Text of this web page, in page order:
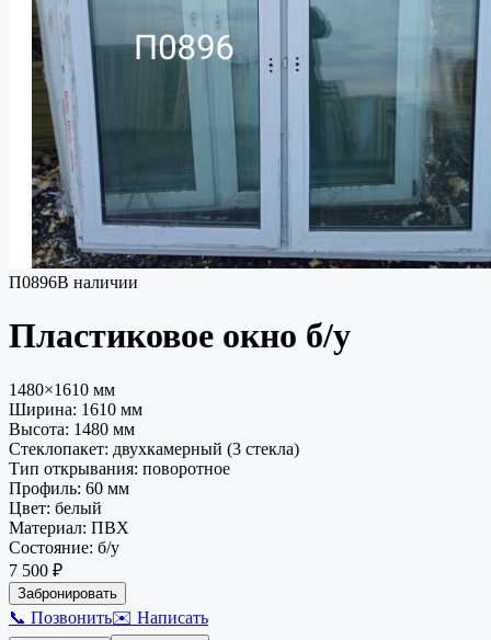
П0896В наличии
Пластиковое окно б/у
1480×1610 мм
Ширина: 1610 мм
Высота: 1480 мм
Стеклопакет: двухкамерный (3 стекла)
Тип открывания: поворотное
Профиль: 60 мм
Цвет: белый
Материал: ПВХ
Состояние: б/у
7 500 ₽
Забронировать
📞 Позвонить✉️ Написать